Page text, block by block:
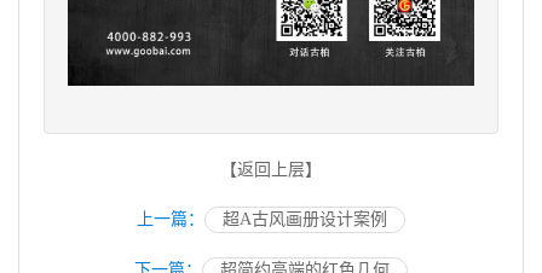
【返回上层】
上一篇： 超A古风画册设计案例